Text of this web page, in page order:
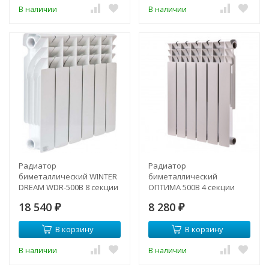
В наличии В наличии
Радиатор
биметаллический WINTER
DREAM WDR-500B 8 секции
18 540 ₽
В корзину
В наличии
Радиатор
биметаллический
ОПТИМА 500B 4 секции
8 280 ₽
В корзину
В наличии